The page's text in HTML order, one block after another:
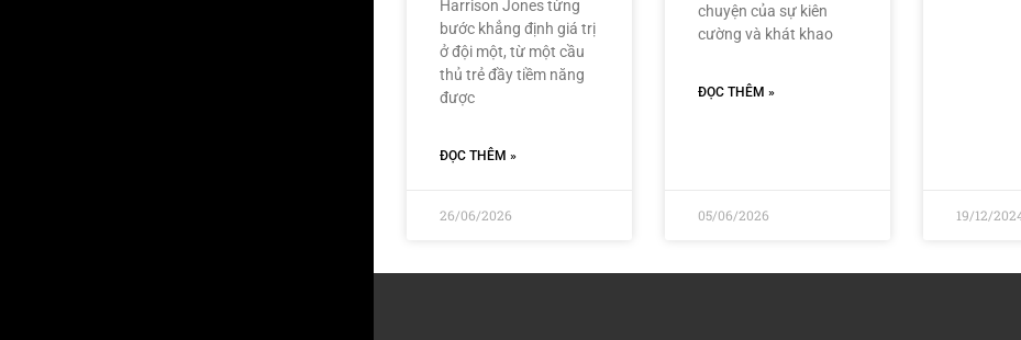
Harrison Jones từng
bước khẳng định giá trị
ở đội một, từ một cầu
thủ trẻ đầy tiềm năng
được
ĐỌC THÊM »
26/06/2026
chuyện của sự kiên
cường và khát khao
ĐỌC THÊM »
05/06/2026 19/12/